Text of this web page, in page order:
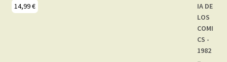
14,99€